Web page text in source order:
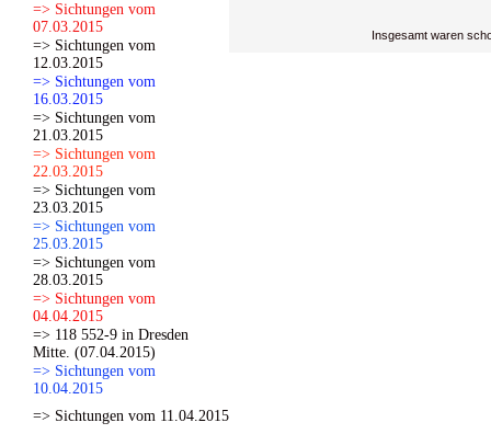
=> Sichtungen vom
07.03.2015
=> Sichtungen vom
12.03.2015
=> Sichtungen vom
16.03.2015
=> Sichtungen vom
21.03.2015
=> Sichtungen vom
22.03.2015
=> Sichtungen vom
23.03.2015
=> Sichtungen vom
25.03.2015
=> Sichtungen vom
28.03.2015
=> Sichtungen vom
04.04.2015
=> 118 552-9 in Dresden
Mitte. (07.04.2015)
=> Sichtungen vom
10.04.2015
=> Sichtungen vom 11.04.2015
Insgesamt waren